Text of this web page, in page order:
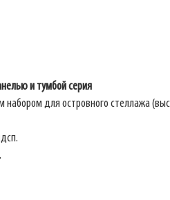
и тумбойсерия
набором для островного стеллажа